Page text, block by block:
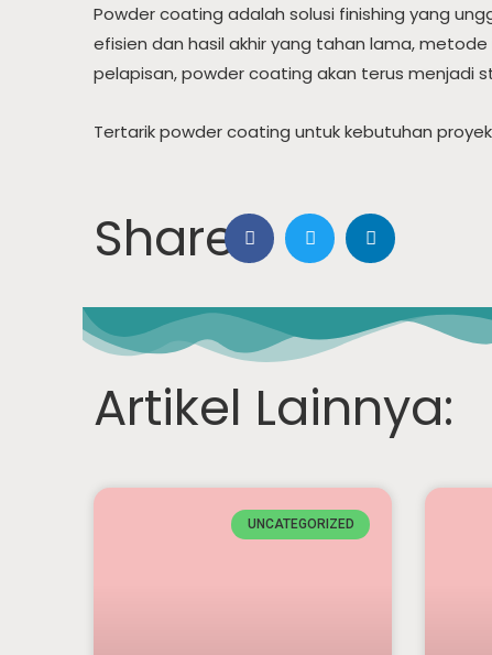
Powder coating adalah solusi finishing yang
efisien dan hasil akhir yang tahan lama,
pelapisan, powder coating akan terus menjadi
Tertarik powder coating untuk kebutuhan
Share:
Artikel Lainnya:
UNCATEGORIZED